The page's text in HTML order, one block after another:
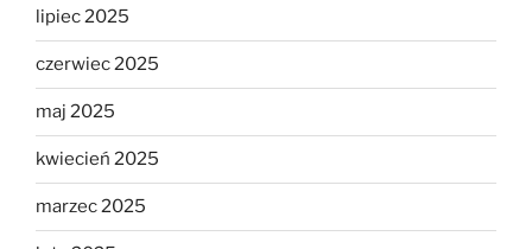
lipiec 2025
czerwiec 2025
maj 2025
kwiecień 2025
marzec 2025